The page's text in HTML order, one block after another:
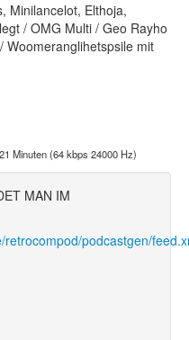
Minilancelot, Elthoja,
/ OMG Multi / Geo Rayho
Woomeranglihetspsile mit
Minuten (64 kbps 24000 Hz)
MAN IM
podcastgen/